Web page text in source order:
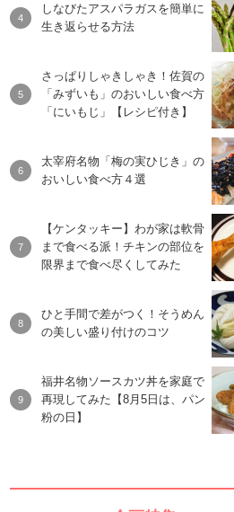
しなびたアスパラガスを簡単に
生き返らせる方法
さっぱりしゃきしゃき！佐賀の
「みずいも」のおいしい食べ方
「にいもじ」【レシピ付き】
太宰府名物「梅の実ひじき」の
おいしい食べ方４選
【ケンタッキー】わが家は軟骨
まで食べる派！チキンの部位を
限界まで食べ尽くしてみた
ひと手間で差がつく！そうめん
の美しい盛り付けのコツ
福井名物ソースカツ丼を家庭で
再現してみた【8月5日は、パン
粉の日】